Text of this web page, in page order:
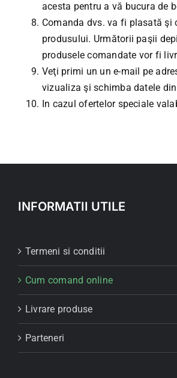
acesta pentru a vă bucura de
Comanda dvs. va fi plasată
produsului. Următorii paşii
produsele comandate vor fi
Veţi primi un un e-mail pe
vizualiza şi schimba datele
In cazul ofertelor speciale
INFORMATII UTILE
Termeni si conditii
Cum comand online
Livrare produse
Parteneri